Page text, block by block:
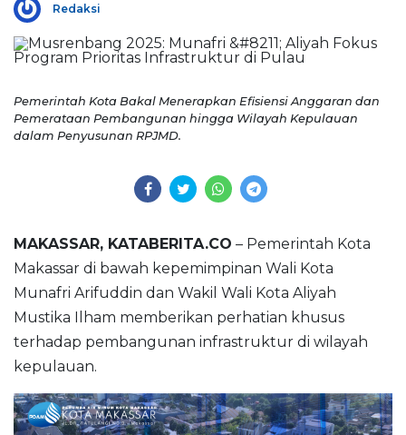
Redaksi
Pemerintah Kota Bakal Menerapkan Efisiensi Anggaran dan
Pemerataan Pembangunan hingga Wilayah Kepulauan
dalam Penyusunan RPJMD.
MAKASSAR, KATABERITA.CO – Pemerintah Kota
Makassar di bawah kepemimpinan Wali Kota
Munafri Arifuddin dan Wakil Wali Kota Aliyah
Mustika Ilham memberikan perhatian khusus
terhadap pembangunan infrastruktur di wilayah
kepulauan.